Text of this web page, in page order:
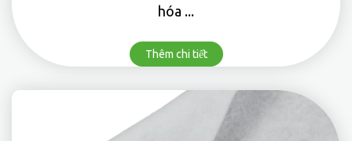
hóa ...
Thêm chi tiết